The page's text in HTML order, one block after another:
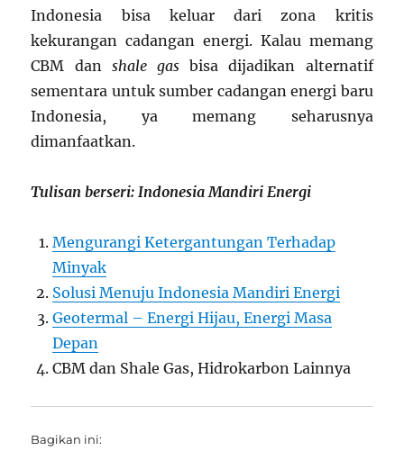
Indonesia bisa keluar dari zona kritis
kekurangan cadangan energi. Kalau memang
CBM dan shale gas bisa dijadikan alternatif
sementara untuk sumber cadangan energi baru
Indonesia, ya memang seharusnya
dimanfaatkan.
Tulisan berseri: Indonesia Mandiri Energi
Mengurangi Ketergantungan Terhadap
Minyak
Solusi Menuju Indonesia Mandiri Energi
Geotermal – Energi Hijau, Energi Masa
Depan
CBM dan Shale Gas, Hidrokarbon Lainnya
Bagikan ini: